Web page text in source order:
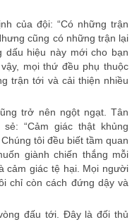
của đội: “Có những trận
cũng có những trận lại
dấu hiệu này mới cho bạn
mọi thứ đều phụ thuộc
trận tới và cải thiện nhiều
trở nên ngột ngạt. Tân
“Cảm giác thật khủng
tôi đều biết tầm quan
giành chiến thắng mỗi
cảm giác tệ hại. Mọi người
chỉ còn cách đứng dậy và
đấu tới. Đây là đối thủ